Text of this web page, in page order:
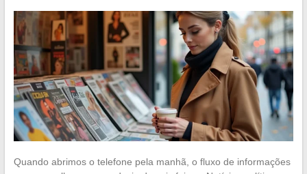
Quando abrimos o telefone pela manhã, o fluxo de informações